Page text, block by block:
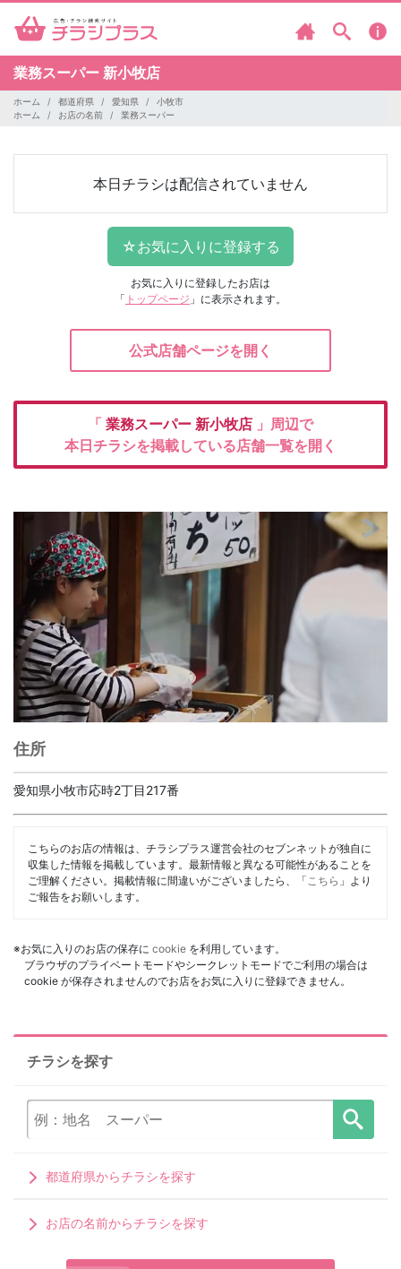
業務スーパー 新小牧店
ホーム 都道府県 愛知県
小牧市
ホーム
お店の名前 業務スーパー
本日チラシは配信されていません
お気に入りに登録したお店は
「 トップページ 」に表示されます。
公式店舗ページを開く
「 業務スーパー 新小牧店 」周辺で
本日チラシを掲載している店舗一覧を開く
住所
愛知県小牧市応時2丁目217番
こちらのお店の情報は、チラシプラス運営会社のセブンネットが独自に
収集した情報を掲載しています。最新情報と異なる可能性があることを
ご理解ください。掲載情報に間違いがございましたら、「 こちら 」より
ご報告をお願いします。
※お気に入りのお店の保存に cookie を利用しています。
ブラウザのプライベートモードやシークレットモードでご利用の場合は
cookie が保存されませんのでお店をお気に入りに登録できません。
チラシを探す
都道府県からチラシを探す
お店の名前からチラシを探す